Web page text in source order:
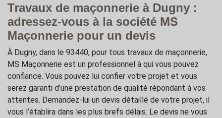
Travaux de maçonnerie à Dugny :
adressez-vous à la société MS
Maçonnerie pour un devis
À Dugny, dans le 93440, pour tous travaux de maçonnerie,
MS Maçonnerie est un professionnel à qui vous pouvez
confiance. Vous pouvez lui confier votre projet et vous
serez garanti d’une prestation de qualité répondant à vos
attentes. Demandez-lui un devis détaillé de votre projet, il
vous l’établira dans les plus brefs délais. Le devis ne vous